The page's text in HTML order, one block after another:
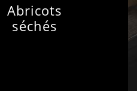
Abricots
séchés